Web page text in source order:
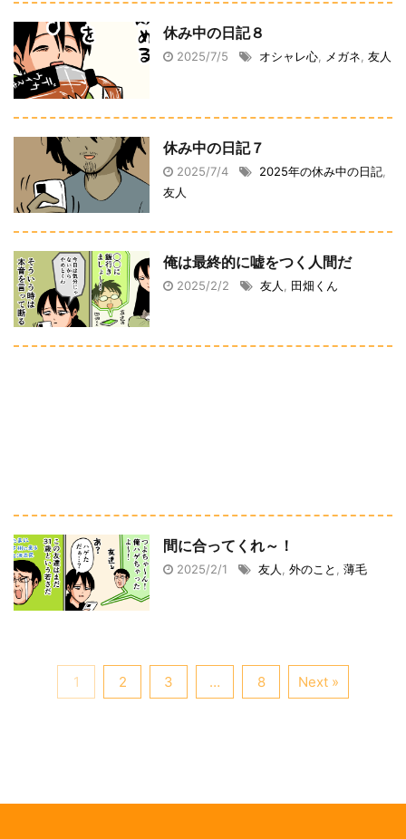
休み中の日記８
2025/7/5 オシャレ心, メガネ, 友人
休み中の日記７
2025/7/4 2025年の休み中の日記
友人
俺は最終的に嘘をつく人間だ
2025/2/2 友人 田畑くん
間に合ってくれ～！
2025/2/1 友人 外のこと 薄毛
1 2 3 … 8 Next »